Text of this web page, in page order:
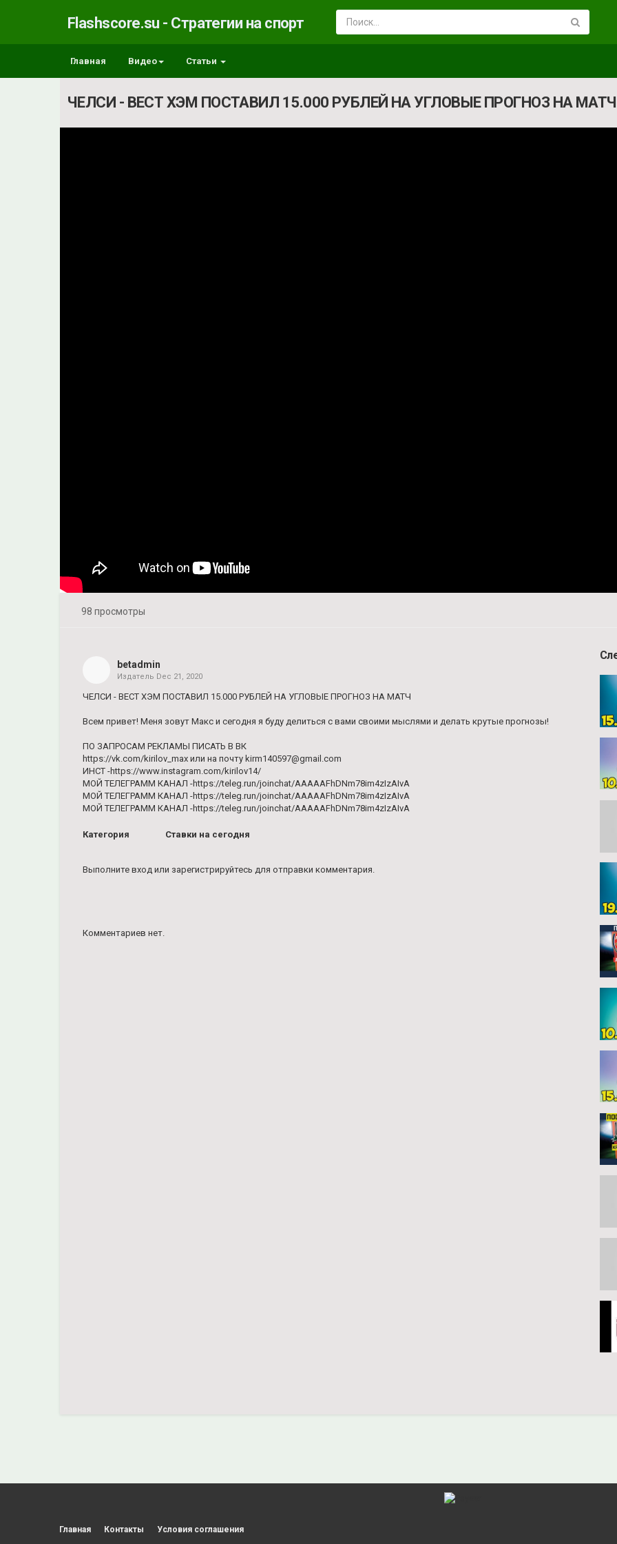
Flashscore.su - Стратегии на спорт
Главная Видео Статьи
ЧЕЛСИ - ВЕСТ ХЭМ ПОСТАВИЛ 15.000 РУБЛЕЙ НА УГЛОВЫЕ ПРОГНОЗ НА МАТЧ
98 просмотры
betadmin
Издатель Dec 21, 2020
ЧЕЛСИ - ВЕСТ ХЭМ ПОСТАВИЛ 15.000 РУБЛЕЙ НА УГЛОВЫЕ ПРОГНОЗ НА МАТЧ
Всем привет! Меня зовут Макс и сегодня я буду делиться с вами своими мыслями и делать крутые прогнозы!
ПО ЗАПРОСАМ РЕКЛАМЫ ПИСАТЬ В ВК
https://vk.com/kirilov_max или на почту kirm140597@gmail.com
ИНСТ -https://www.instagram.com/kirilov14/
МОЙ ТЕЛЕГРАММ КАНАЛ -https://teleg.run/joinchat/AAAAAFhDNm78im4zIzAIvA
МОЙ ТЕЛЕГРАММ КАНАЛ -https://teleg.run/joinchat/AAAAAFhDNm78im4zIzAIvA
МОЙ ТЕЛЕГРАММ КАНАЛ -https://teleg.run/joinchat/AAAAAFhDNm78im4zIzAIvA
Категория Ставки на сегодня
Выполните вход или зарегистрируйтесь для отправки комментария.
Комментариев нет.
Главная Контакты Условия соглашения